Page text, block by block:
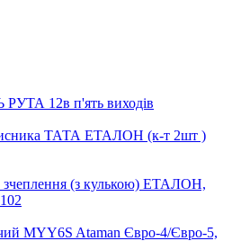
РУТА 12в п'ять виходів
ТАТА ЕТАЛОН (к-т 2шт )
зчеплення (з кулькою) ЕТАЛОН,
MYY6S Ataman Євро-4/Євро-5,